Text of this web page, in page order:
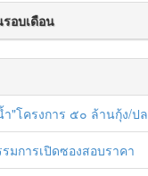
อบเดือน
๕๐ ล้านกุ้ง/ปลา ฟื้นชีวิตใหม่ให้เจ้าพระยา
มการเปิดซองสอบราคา